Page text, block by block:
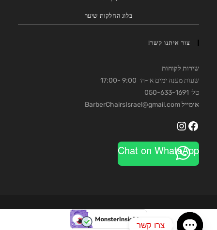
בלוג החלקות שיער
צור איתנו קשר!
שירות לקוחות
שעות מענה ימים א׳-ה׳ 9:00 -17:00
טל׳ 050-633-1691
אימיילBarberChairsIsrael@gmail.com
Facebook
Instagram
Chat on WhatsApp
צרו קשר